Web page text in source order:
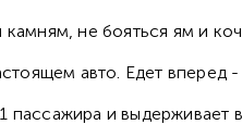
не бояться ям и
авто. Едет вперед
пассажира и выдерживает